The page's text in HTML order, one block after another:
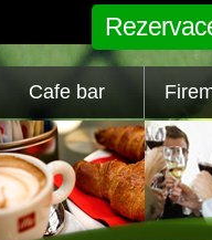
Cafe bar